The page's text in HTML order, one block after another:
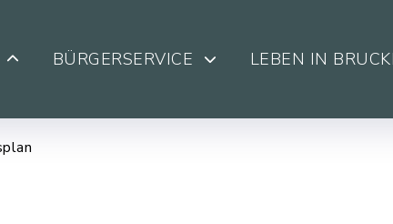
BÜRGERSERVICE LEBEN IN